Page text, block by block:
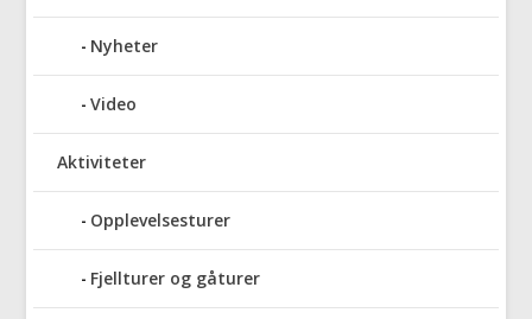
Nyheter
Video
Aktiviteter
Opplevelsesturer
Fjellturer og gåturer